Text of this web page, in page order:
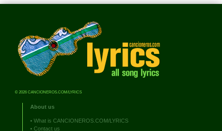
© 2026 CANCIONEROS.COM/LYRICS
About us
• What is CANCIONEROS.COM/LYRICS
• Contact us